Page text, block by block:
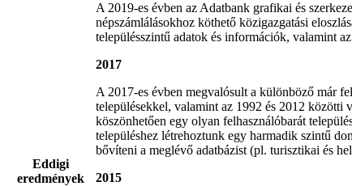
Eddigi
eredmények
A 2019-es évben az Adatbank grafikai és
népszámlálásokhoz köthető közigazgatási
településszintű adatok és információk, valamint
2017
A 2017-es évben megvalósult a különböző már
településekkel, valamint az 1992 és 2012 közötti
köszönhetően egy olyan felhasználóbarát
településhez létrehoztunk egy harmadik szintű
bővíteni a meglévő adatbázist (pl. turisztikai és
2015